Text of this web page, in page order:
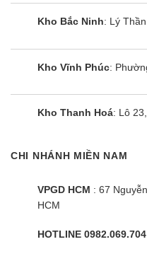
Kho Bắc Ninh: Lý
Kho Vĩnh Phúc:
Kho Thanh Hoá: Lô
CHI NHÁNH MIỀN NAM
VPGD HCM : 67
HCM
HOTLINE 0982.069.704